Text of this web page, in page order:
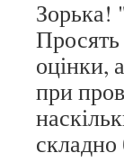
Зорька!
Просять
оцінки,
при
складно